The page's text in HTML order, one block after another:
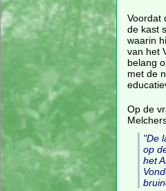
Voordat
de kast
waarin
van het
belang
met de
Op de
"De
op
het